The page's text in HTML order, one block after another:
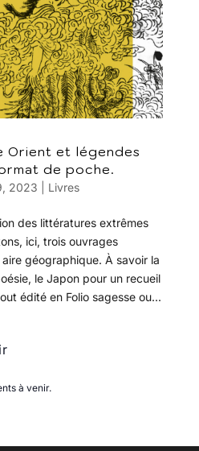
Orient et légendes
de poche.
2023 Livres
des littératures extrêmes
ici, trois ouvrages
géographique. À savoir la
le Japon pour un recueil
édité en Folio sagesse ou...
à venir.